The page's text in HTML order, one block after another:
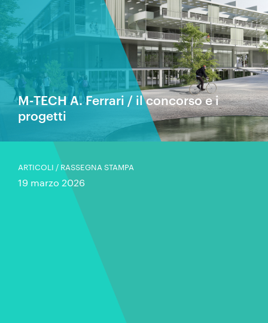
M-TECH A. Ferrari / il concorso e i
progetti
ARTICOLI / RASSEGNA STAMPA
19 marzo 2026